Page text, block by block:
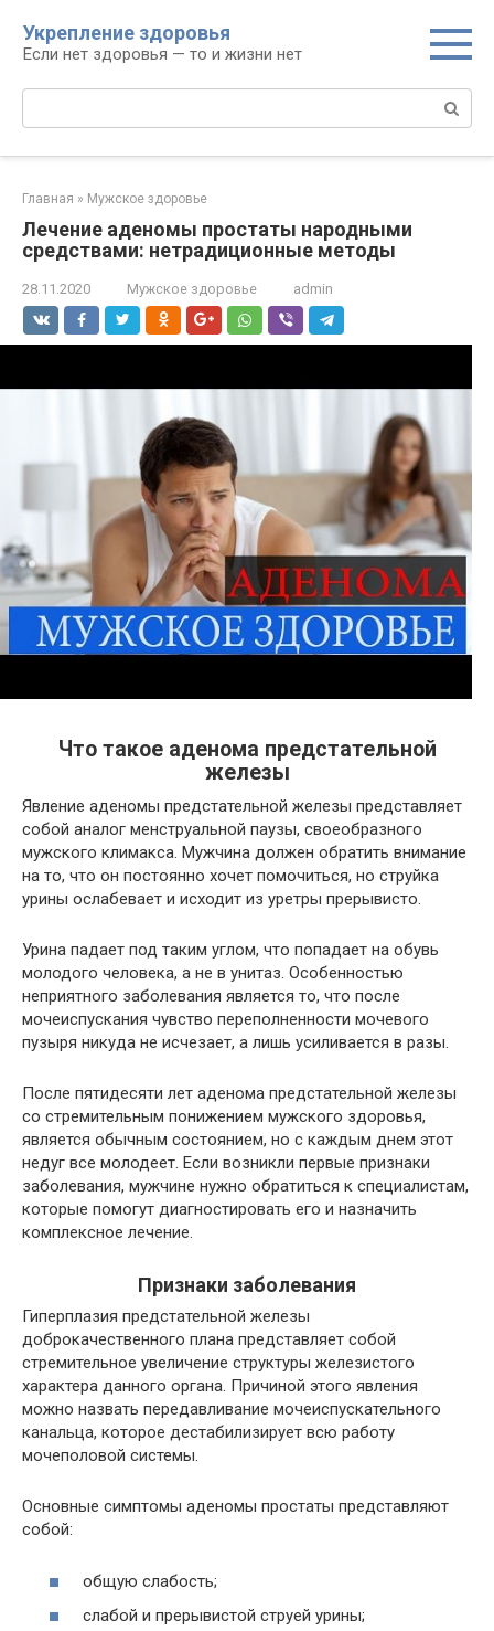
контенту
Укрепление здоровья
Если нет здоровья — то и жизни нет
Поиск:
Главная » Мужское здоровье
Лечение аденомы простаты народными
средствами: нетрадиционные методы
28.11.2020 Мужское здоровье admin
Что такое аденома предстательной
железы
Явление аденомы предстательной железы представляет
собой аналог менструальной паузы, своеобразного
мужского климакса. Мужчина должен обратить внимание
на то, что он постоянно хочет помочиться, но струйка
урины ослабевает и исходит из уретры прерывисто.
Урина падает под таким углом, что попадает на обувь
молодого человека, а не в унитаз. Особенностью
неприятного заболевания является то, что после
мочеиспускания чувство переполненности мочевого
пузыря никуда не исчезает, а лишь усиливается в разы.
После пятидесяти лет аденома предстательной железы
со стремительным понижением мужского здоровья,
является обычным состоянием, но с каждым днем этот
недуг все молодеет. Если возникли первые признаки
заболевания, мужчине нужно обратиться к специалистам,
которые помогут диагностировать его и назначить
комплексное лечение.
Признаки заболевания
Гиперплазия предстательной железы
доброкачественного плана представляет собой
стремительное увеличение структуры железистого
характера данного органа. Причиной этого явления
можно назвать передавливание мочеиспускательного
канальца, которое дестабилизирует всю работу
мочеполовой системы.
Основные симптомы аденомы простаты представляют
собой:
общую слабость;
слабой и прерывистой струей урины;